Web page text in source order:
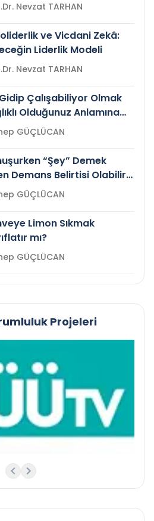
Prof.Dr. Nevzat TARHAN
ve Vicdani Zekâ:
Liderlik Modeli
Prof.Dr. Nevzat TARHAN
Çalışabiliyor Olmak
Olduğunuz Anlamına
mi?Zeynep GÜÇLÜCAN
“Şey” Demek
Demans Belirtisi Olabilir
Zeynep GÜÇLÜCAN
Limon Sıkmak
mı?
Zeynep GÜÇLÜCAN
Projeleri